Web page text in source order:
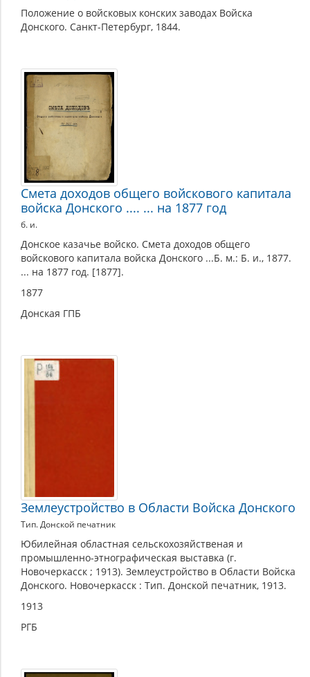
Положение о войсковых конских заводах Войска
Донского. Санкт-Петербург, 1844.
Смета доходов общего войскового капитала
войска Донского .... ... на 1877 год
б. и.
Донское казачье войско. Смета доходов общего
войскового капитала войска Донского ...Б. м.: Б. и., 1877.
... на 1877 год. [1877].
1877
Донская ГПБ
Землеустройство в Области Войска Донского
Тип. Донской печатник
Юбилейная областная сельскохозяйственая и
промышленно-этнографическая выставка (г.
Новочеркасск ; 1913). Землеустройство в Области Войска
Донского. Новочеркасск : Тип. Донской печатник, 1913.
1913
РГБ